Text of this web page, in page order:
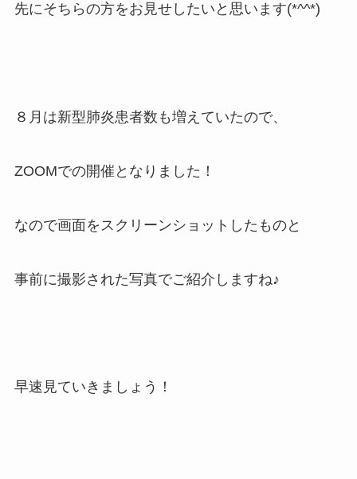
先にそちらの方をお見せしたいと思います(*^^*)
８月は新型肺炎患者数も増えていたので、
ZOOMでの開催となりました！
なので画面をスクリーンショットしたものと
事前に撮影された写真でご紹介しますね♪
早速見ていきましょう！